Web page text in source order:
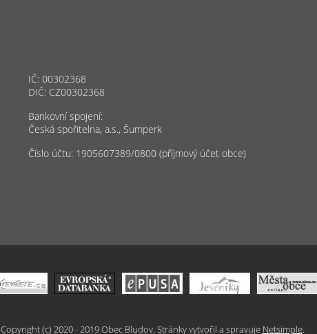
IČ: 00302368
DIČ: CZ00302368
Bankovní spojení:
Česká spořitelna, a.s., Šumperk
Číslo účtu: 1905607389/0800 (příjmový účet obce)
Copyright (c) 2020 - 2019 Obec Bludov. Stránky vytvořil a spravuje Netsimple.